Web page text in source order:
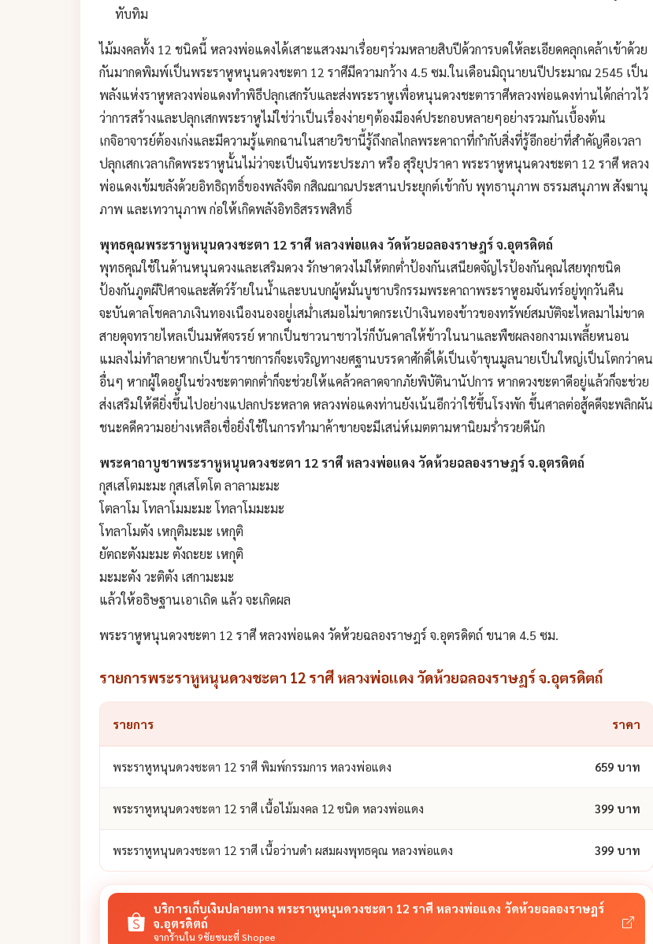
ทับทิม
ไม้มงคลทั้ง 12 ชนิดนี้ หลวงพ่อแดงได้เสาะแสวงมาเรื่อยๆร่วมหลายสิบปีด้วการบดให้ละเอียดคลุกเคล้าเข้าด้วย
กันมากดพิมพ์เป็นพระราหูหนุนดวงชะตา 12 ราศีมีความกว้าง 4.5 ซม.ในเดือนมิถุนายนปีประมาณ 2545 เป็น
พลังแห่งราหูหลวงพ่อแดงทำพิธีปลุกเสกรับและส่งพระราหูเพื่อหนุนดวงชะตาราศีหลวงพ่อแดงท่านได้กล่าวไว้
ว่าการสร้างและปลุกเสกพระราหูไม่ใช่ว่าเป็นเรื่องง่ายๆต้องมีองค์ประกอบหลายๆอย่างรวมกันเบื้องต้น
เกจิอาจารย์ต้องเก่งและมีความรู้แตกฉานในสายวิชานี้รู้ถึงกลไกลพระคาถาที่กำกับสิ่งที่รู้อีกอย่าที่สำคัญคือเวลา
ปลุกเสกเวลาเกิดพระราหูนั้นไม่ว่าจะเป็นจันทระประภา หรือ สุริยุปราคา พระราหูหนุนดวงชะตา 12 ราศี หลวง
พ่อแดงเข้มขลังด้วยอิทธิฤทธิ์ของพลังจิต กสิณฌาณประสานประยุกต์เข้ากับ พุทธานุภาพ ธรรมสนุภาพ สังฆานุ
ภาพ และเทวานุภาพ ก่อให้เกิดพลังอิทธิสรรพสิทธิ์
พุทธคุณพระราหูหนุนดวงชะตา 12 ราศี หลวงพ่อแดง วัดห้วยฉลองราษฎร์ จ.อุตรดิตถ์
พุทธคุณใช้ในด้านหนุนดวงและเสริมดวง รักษาดวงไม่ให้ตกต่ำป้องกันเสนียดจัญไรป้องกันคุณไสยทุกชนิด
ป้องกันภูตผีปิศาจและสัตว์ร้ายในน้ำและบนบกผู้หมั่นบูชาบริกรรมพระคาถาพระราหูอมจันทร์อยู่ทุกวันคืน
จะบันดาลโชคลาภเงินทองเนืองนองอยู่่เสม่ำเสมอไม่ขาดกระเป๋าเงินทองข้าวของทรัพย์สมบัติจะไหลมาไม่ขาด
สายดุจทรายไหลเป็นมหัศจรรย์ หากเป็นชาวนาชาวไร่ก็บันดาลให้ข้าวในนาและพืชผลงอกงามเพลี้ยหนอน
แมลงไม่ทำลายหากเป็นข้าราชการก็จะเจริญทางยศฐานบรรดาศักดิ์ได้เป็นเจ้าขุนมูลนายเป็นใหญ่เป็นโตกว่าคน
อื่นๆ หากผู้ใดอยู่ในช่วงชะตาตกต่ำก็จะช่วยให้แคล้วคลาดจากภัยพิบัตินานัปการ หากดวงชะตาดีอยู่แล้วก็จะช่วย
ส่งเสริมให้ดียิ่งขึ้นไปอย่างแปลกประหลาด หลวงพ่อแดงท่านยังเน้นอีกว่าใช้ขึ้นโรงพัก ขึ้นศาลต่อสู้คดีจะพลิกผัน
ชนะคดีความอย่างเหลือเชื่อยิ่งใช้ในการทำมาค้าขายจะมีเสน่ห์เมตตามหานิยมร่ำรวยดีนัก
พระคาถาบูชาพระราหูหนุนดวงชะตา 12 ราศี หลวงพ่อแดง วัดห้วยฉลองราษฎร์ จ.อุตรดิตถ์
กุสเสโตมะมะ กุสเสโตโต ลาลามะมะ
โตลาโม โทลาโมมะมะ โทลาโมมะมะ
โทลาโมตัง เหกุติมะมะ เหกุติ
ยัตถะตังมะมะ ตังถะยะ เหกุติ
มะมะตัง วะติตัง เสกามะมะ
แล้วให้อธิษฐานเอาเถิด แล้ว จะเกิดผล
พระราหูหนุนดวงชะตา 12 ราศี หลวงพ่อแดง วัดห้วยฉลองราษฎร์ จ.อุตรดิตถ์ ขนาด 4.5 ซม.
รายการพระราหูหนุนดวงชะตา 12 ราศี หลวงพ่อแดง วัดห้วยฉลองราษฎร์ จ.อุตรดิตถ์
รายการ ราคา
พระราหูหนุนดวงชะตา 12 ราศี พิมพ์กรรมการ หลวงพ่อแดง 659 บาท
พระราหูหนุนดวงชะตา 12 ราศี เนื้อไม้มงคล 12 ชนิด หลวงพ่อแดง 399 บาท
พระราหูหนุนดวงชะตา 12 ราศี เนื้อว่านดำ ผสมผงพุทธคุณ หลวงพ่อแดง 399 บาท
บริการเก็บเงินปลายทาง พระราหูหนุนดวงชะตา 12 ราศี หลวงพ่อแดง วัดห้วยฉลองราษฎร์
จ.อุตรดิตถ์
จากร้านใน 9ชัยชนะที่ Shopee